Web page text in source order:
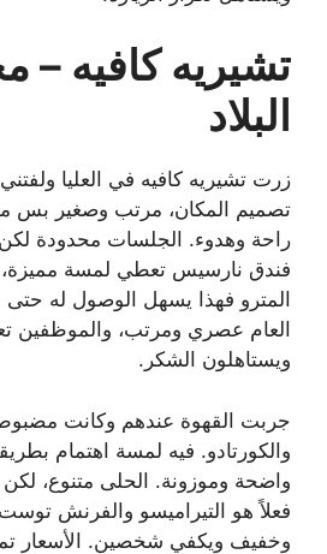
تشيريه كافيه –
البلاد
زرت تشيريه كافيه في العليا
تصميم المكان، مرتب وصغير بس
راحة وهدوء. الجلسات محدودة لكن
فندق نارسيس تعطي لمسة
المترو فهذا يسهل الوصول له
العام عصري ومرتب، والموظفين
ويستاهلون الشكر.
والكورتادو. فيه لمسة اهتمام
واضحة وموزونة. الحلى متنوع، لكن
فعلاً هو التيراميسو والفرنش توست
وخفيف ويكفي شخصين. الأسعار